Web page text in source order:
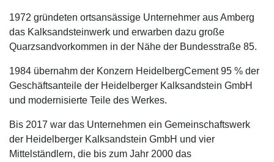
1972 gründeten ortsansässige Unternehmer aus Amberg
das Kalksandsteinwerk und erwarben dazu große
Quarzsandvorkommen in der Nähe der Bundesstraße 85.
1984 übernahm der Konzern HeidelbergCement 95 % der
Geschäftsanteile der Heidelberger Kalksandstein GmbH
und modernisierte Teile des Werkes.
Bis 2017 war das Unternehmen ein Gemeinschaftswerk
der Heidelberger Kalksandstein GmbH und vier
Mittelständlern, die bis zum Jahr 2000 das